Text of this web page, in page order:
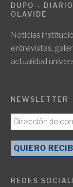
DUPO –
OLAVIDE
Noticias
entrevistas,
actualidad
NEWSLETTER
REDES